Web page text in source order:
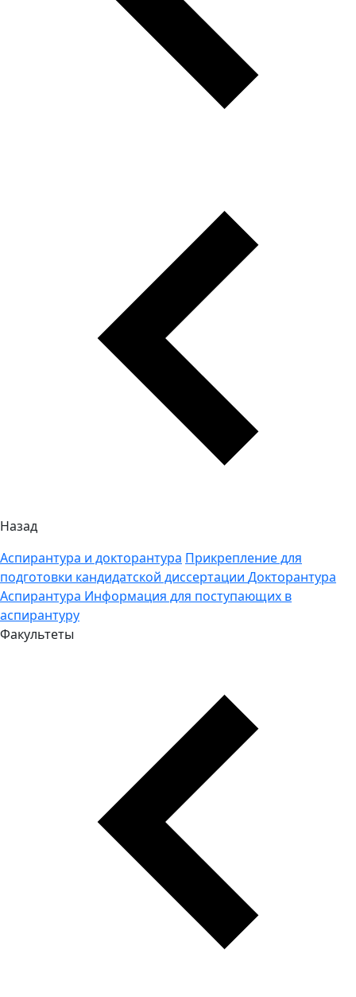
Назад
Аспирантура и докторантура Прикрепление для
подготовки кандидатской диссертации Докторантура
Аспирантура Информация для поступающих в
аспирантуру
Факультеты